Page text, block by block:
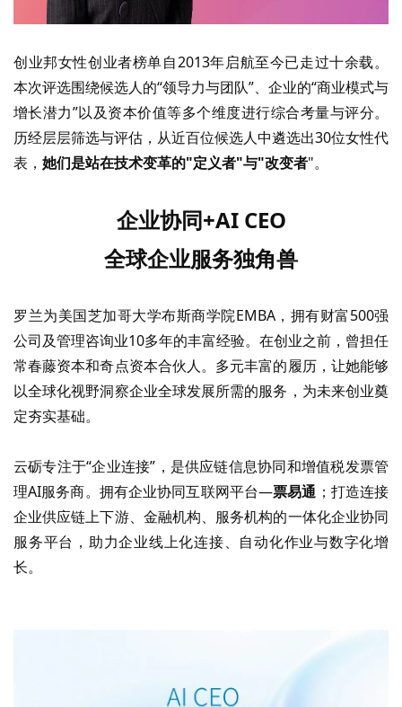
创业邦女性创业者榜单自2013年启航至今已走过十余载。
本次评选围绕候选人的“领导力与团队”、企业的“商业模式与
增长潜力”以及资本价值等多个维度进行综合考量与评分。
历经层层筛选与评估，从近百位候选人中遴选出30位女性代
表， 她们是站在技术变革的"定义者"与"改变者"。
企业协同+AI CEO
全球企业服务独角兽
罗兰为美国芝加哥大学布斯商学院EMBA，拥有财富500强
公司及管理咨询业10多年的丰富经验。在创业之前，曾担任
常春藤资本和奇点资本合伙人。多元丰富的履历，让她能够
以全球化视野洞察企业全球发展所需的服务，为未来创业奠
定夯实基础。
云砺专注于“企业连接” ，是供应链信息协同和增值税发票管
理AI服务商。拥有企业协同互联网平台—票易通 ；打造连接
企业供应链上下游、金融机构、服务机构的一体化企业协同
服务平台，助力企业线上化连接、自动化作业与数字化增
长。